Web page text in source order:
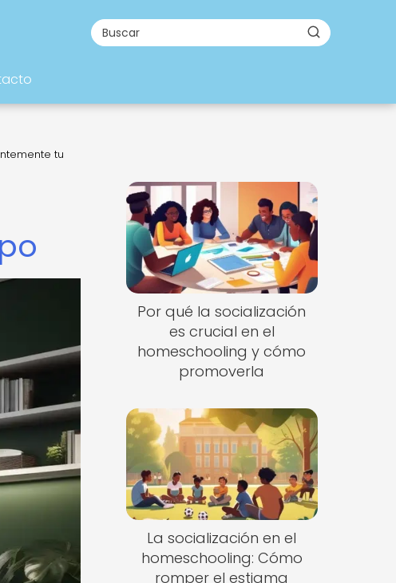
tu
Por qué la socialización
es crucial en el
homeschooling y cómo
promoverla
La socialización en el
homeschooling: Cómo
romper el estigma